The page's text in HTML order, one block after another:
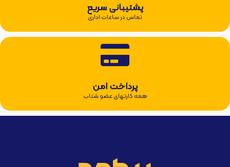
پشتیبانی سریع
تماس در ساعات اداری
پرداخت امن
همه کارتهای عضو شتاب